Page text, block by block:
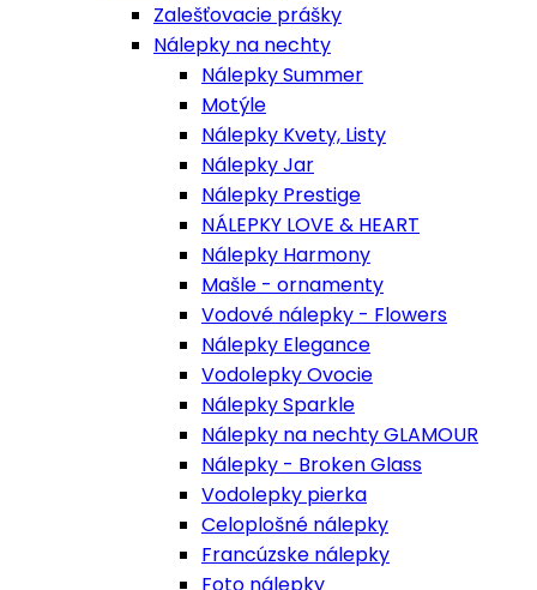
Zalešťovacie prášky
Nálepky na nechty
Nálepky Summer
Motýle
Nálepky Kvety, Listy
Nálepky Jar
Nálepky Prestige
NÁLEPKY LOVE & HEART
Nálepky Harmony
Mašle - ornamenty
Vodové nálepky - Flowers
Nálepky Elegance
Vodolepky Ovocie
Nálepky Sparkle
Nálepky na nechty GLAMOUR
Nálepky - Broken Glass
Vodolepky pierka
Celoplošné nálepky
Francúzske nálepky